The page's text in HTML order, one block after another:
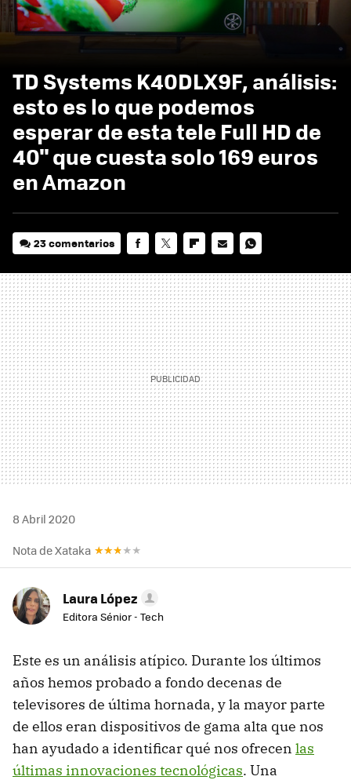
TD Systems K40DLX9F, análisis:
esto es lo que podemos
esperar de esta tele Full HD de
40" que cuesta solo 169 euros
en Amazon
23 comentarios
MAIL
8 Abril 2020
Nota de Xataka
Laura López
Editora Sénior - Tech
Este es un análisis atípico. Durante los últimos
años hemos probado a fondo decenas de
televisores de última hornada, y la mayor parte
de ellos eran dispositivos de gama alta que nos
han ayudado a identificar qué nos ofrecen las
últimas innovaciones tecnológicas. Una